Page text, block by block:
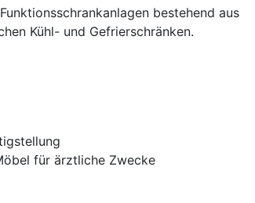
bestehend aus
Kühl- und Gefrierschränken.
für ärztliche Zwecke